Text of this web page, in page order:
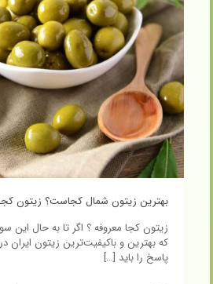
بهترین زیتون شمال کجاست؟ زیتون
زیتون کجا معروفه ؟ اگر تا به حال این
که بهترین و باکیفیت‌ترین زیتون ایران
پاسخ را باید […]